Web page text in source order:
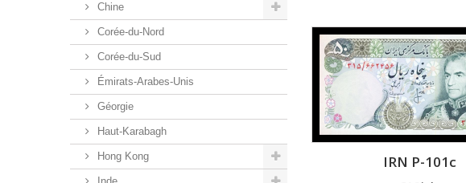
Chine
Corée-du-Nord
Corée-du-Sud
Émirats-Arabes-Unis
Géorgie
Haut-Karabagh
Hong Kong IRN P-101c